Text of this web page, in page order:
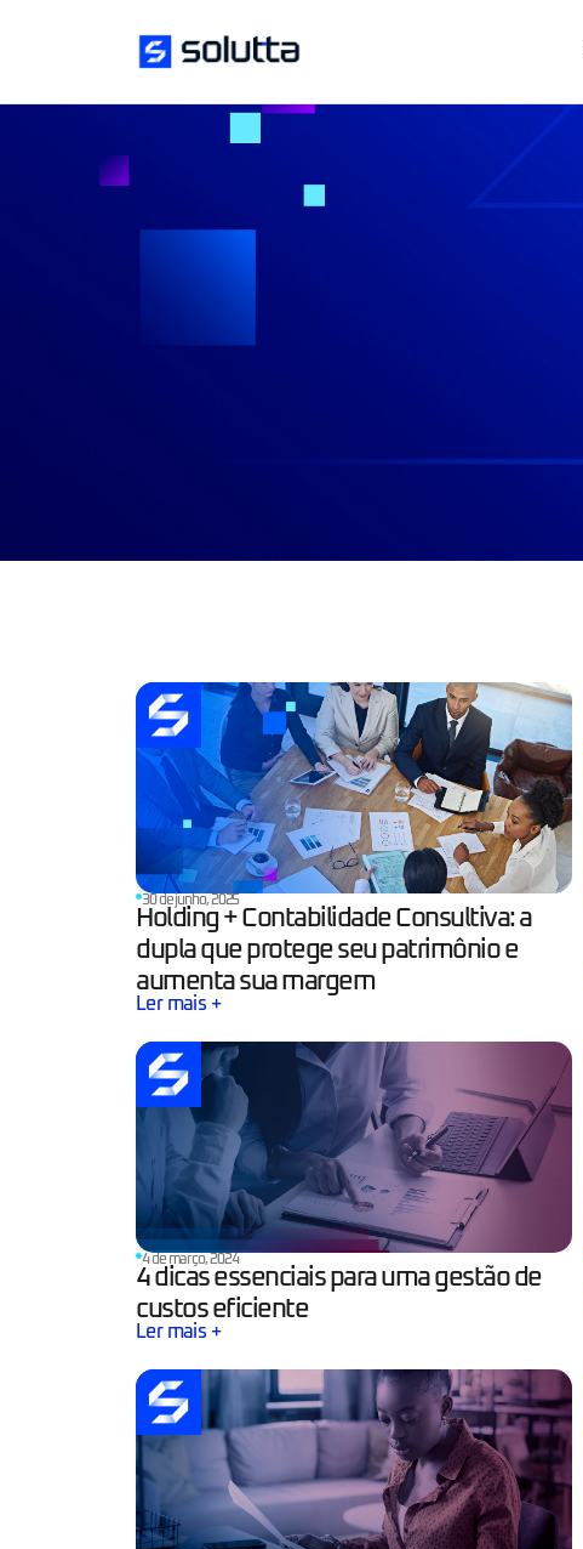
30 de junho, 2025
Holding + Contabilidade Consultiva: a
dupla que protege seu patrimônio e
aumenta sua margem
Ler mais +
4 de março, 2024
4 dicas essenciais para uma gestão de
custos eficiente
Ler mais +